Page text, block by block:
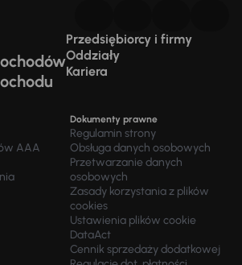
Przedsiębiorcy i firmy
Oddziały
Kariera
AAA
Dokumenty prawne
Regulamin strony
Obsługa danych osobowych
Przetwarzanie danych
osobowych
Zasady korzystania z plików
cookies
Ustawienia plików cookie
DataAct
Cennik sprzedaży dodatkowej